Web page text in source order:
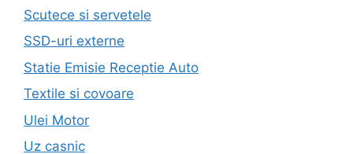
Scutece si servetele
SSD-uri externe
Statie Emisie Receptie Auto
Textile si covoare
Ulei Motor
Uz casnic